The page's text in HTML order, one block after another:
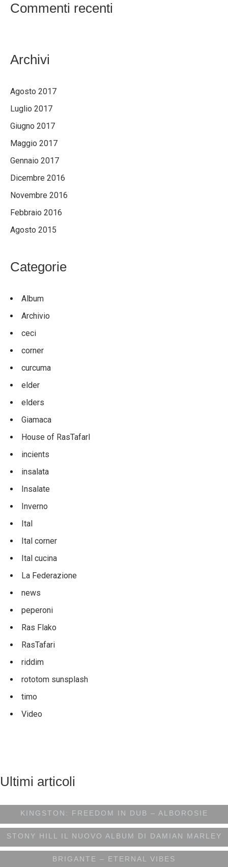
Commenti recenti
Archivi
Agosto 2017
Luglio 2017
Giugno 2017
Maggio 2017
Gennaio 2017
Dicembre 2016
Novembre 2016
Febbraio 2016
Agosto 2015
Categorie
Album
Archivio
ceci
corner
curcuma
elder
elders
Giamaca
House of RasTafarI
incients
insalata
Insalate
Inverno
Ital
Ital corner
Ital cucina
La Federazione
news
peperoni
Ras Flako
RasTafari
riddim
rototom sunsplash
timo
Video
Ultimi articoli
KINGSTON: FREEDOM IN DUB – ALBOROSIE
STONY HILL IL NUOVO ALBUM DI DAMIAN MARLEY
BRIGANTE – ETERNAL VIBES